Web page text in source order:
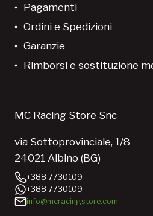
Pagamenti
Ordini e Spedizioni
Garanzie
Rimborsi e sostituzione
MC Racing Store Snc
via Sottoprovinciale, 1/8
24021 Albino (BG)
+388 7730109
+388 7730109
info@mcracingstore.com